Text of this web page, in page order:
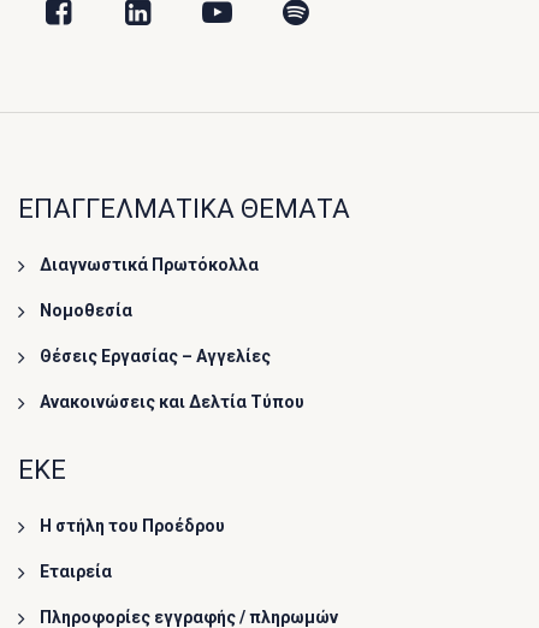
ΕΠΑΓΓΕΛΜΑΤΙΚΑ ΘΕΜΑΤΑ
Διαγνωστικά Πρωτόκολλα
Νομοθεσία
Θέσεις Εργασίας – Αγγελίες
Ανακοινώσεις και Δελτία Τύπου
ΕΚΕ
Η στήλη του Προέδρου
Εταιρεία
Πληροφορίες εγγραφής / πληρωμών